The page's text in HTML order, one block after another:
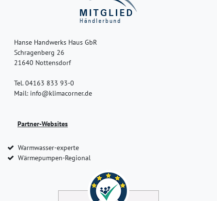
Hanse Handwerks Haus GbR
Schragenberg 26
21640 Nottensdorf
Tel. 04163 833 93-0
Mail: info@klimacorner.de
Partner-Websites
Warmwasser-experte
Wärmepumpen-Regional